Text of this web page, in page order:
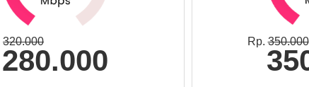
320.000
280.000
Rp.350.000